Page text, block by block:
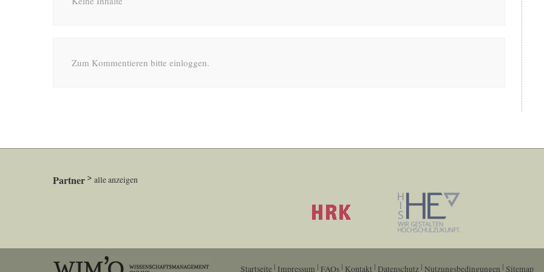
Zum Kommentieren bitte einloggen.
Partner alle anzeigen
Startseite Impressum FAQs Kontakt Datenschutz Nutzungsbedingungen Sitemap